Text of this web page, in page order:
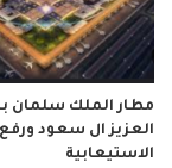
مطار الملك سلمان
العزيز ال سعود
الاستيعابية